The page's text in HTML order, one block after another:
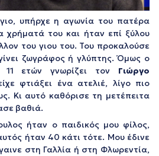
υπήρχε η αγωνία του πατέρα
χρήματά του και ήταν επί ξύλου
του γιου του. Του προκαλούσε
ζωγράφος ή γλύπτης. Όμως ο
ετών γνωρίζει τον Γιώργο
φτιάξει ένα ατελιέ, λίγο πιο
Κι αυτό καθόρισε τη μετέπειτα
βαθιά.
ήταν ο παιδικός μου φίλος,
ήταν 40 κάτι τότε. Μου έδινε
στη Γαλλία ή στη Φλωρεντία,